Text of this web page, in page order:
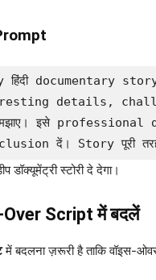
documentary
details,
इसे professional
दें। Story पूरी
स्टोरी दे देगा।
Over Script में बदलें
में बदलना ज़रूरी है ताकि वॉइस-ओवर